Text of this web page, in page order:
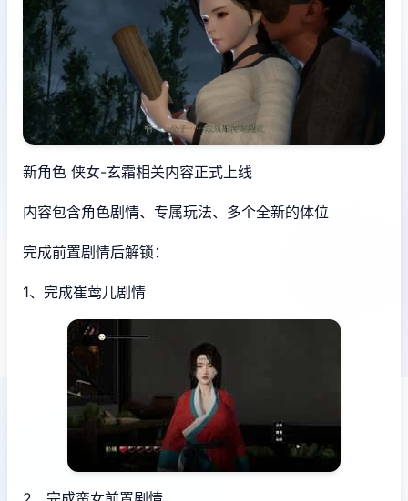
新角色 侠女-玄霜相关内容正式上线
内容包含角色剧情、专属玩法、多个全新的体位
完成前置剧情后解锁：
1、完成崔莺儿剧情